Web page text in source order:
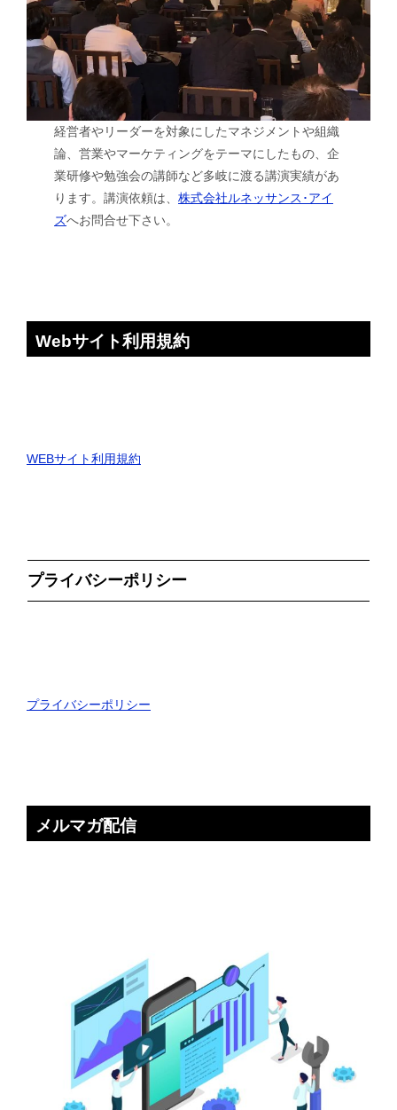
経営者やリーダーを対象にしたマネジメントや組織
論、営業やマーケティングをテーマにしたもの、企
業研修や勉強会の講師など多岐に渡る講演実績があ
ります。講演依頼は、株式会社ルネッサンス･アイ
ズへお問合せ下さい。
Webサイト利用規約
WEBサイト利用規約
プライバシーポリシー
プライバシーポリシー
メルマガ配信